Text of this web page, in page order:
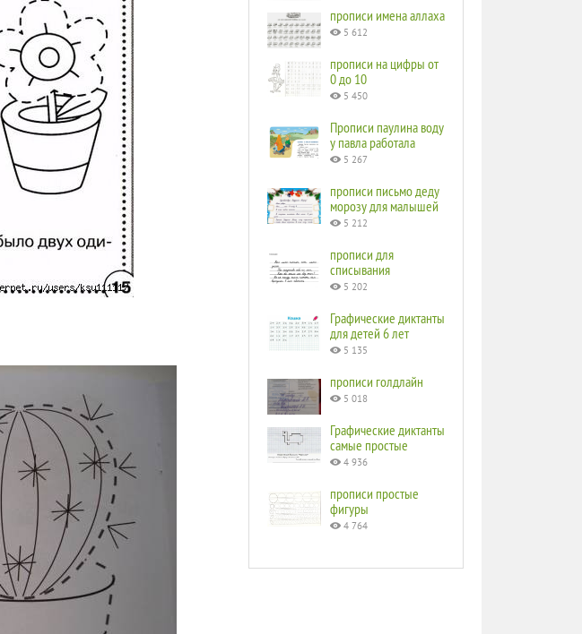
прописи имена аллаха
5 612
прописи на цифры от
0 до 10
5 450
Прописи паулина воду
у павла работала
5 267
прописи письмо деду
морозу для малышей
5 212
прописи для
списывания
5 202
Графические диктанты
для детей 6 лет
5 135
прописи голдлайн
5 018
Графические диктанты
самые простые
4 936
прописи простые
фигуры
4 764